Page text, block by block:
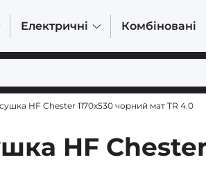
Електричні Комбіновані
HF Chester 1170x530 чорний мат TR 4.0
HF